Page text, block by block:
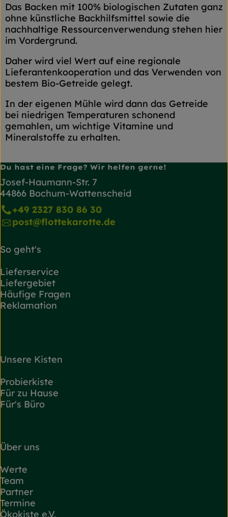
Das Backen mit 100% biologischen Zutaten ganz
ohne künstliche Backhilfsmittel sowie die
nachhaltige Ressourcenverwendung stehen hier
im Vordergrund.
Daher wird viel Wert auf eine regionale
Lieferantenkooperation und das Verwenden von
bestem Bio-Getreide gelegt.
In der eigenen Mühle wird dann das Getreide
bei niedrigen Temperaturen schonend
gemahlen, um wichtige Vitamine und
Mineralstoffe zu erhalten.
Du hast eine Frage? Wir helfen gerne!
Josef-Haumann-Str. 7
44866 Bochum-Wattenscheid
+49 2327 830 86 30
post@flottekarotte.de
So geht's
Lieferservice
Liefergebiet
Häufige Fragen
Reklamation
Unsere Kisten
Probierkiste
Für zu Hause
Für's Büro
Über uns
Werte
Team
Partner
Termine
Ökokiste e.V.